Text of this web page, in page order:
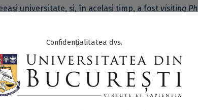
universitate, și, în același timp, a fost visiting
CNR (Italia), Universitatea Peking (China) și
Italiene a Oamenilor de Știință în Conservare. În
din Italia, China, Australia, Egipt. De
organizare științifică, a participat la numeroase
Confidențialitatea dvs.